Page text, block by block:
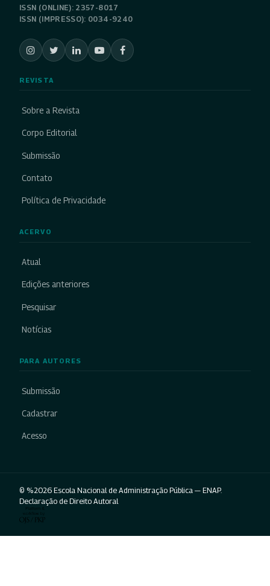
ISSN (ONLINE): 2357-8017
ISSN (IMPRESSO): 0034-9240
REVISTA
Sobre a Revista
Corpo Editorial
Submissão
Contato
Política de Privacidade
ACERVO
Atual
Edições anteriores
Pesquisar
Notícias
PARA AUTORES
Submissão
Cadastrar
Acesso
© %2026 Escola Nacional de Administração Pública — ENAP.
Declaração de Direito Autoral